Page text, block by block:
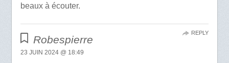
beaux à écouter.
Robespierre
23 JUIN 2024 @ 18:49
REPLY